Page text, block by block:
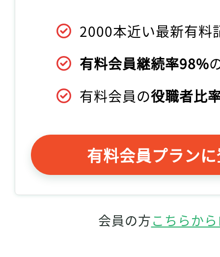
2000本近い最新有料
有料会員継続率98%
有料会員の役職者比
有料会員プラン
会員の方こちらか